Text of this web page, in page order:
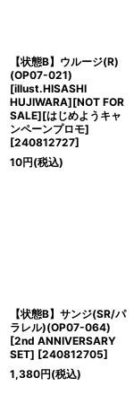
【状態B】ウルージ(R)
(OP07-021)
[illust.HISASHI
HUJIWARA][NOT FOR
SALE][はじめようキャ
ンペーンプロモ]
[240812727]
10円(税込)
【状態B】サンジ(SR/パ
ラレル)(OP07-064)
[2nd ANNIVERSARY
SET] [240812705]
1,380円(税込)